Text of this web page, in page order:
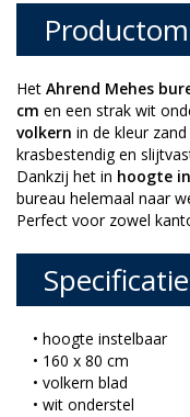
Het Ahrend Mehes
cm en een strak wit
volkern in de kleur
krasbestendig en
Dankzij het in hoogte
bureau helemaal naar
Perfect voor zowel
• hoogte instelbaar
• 160 x 80 cm
• volkern blad
• wit onderstel